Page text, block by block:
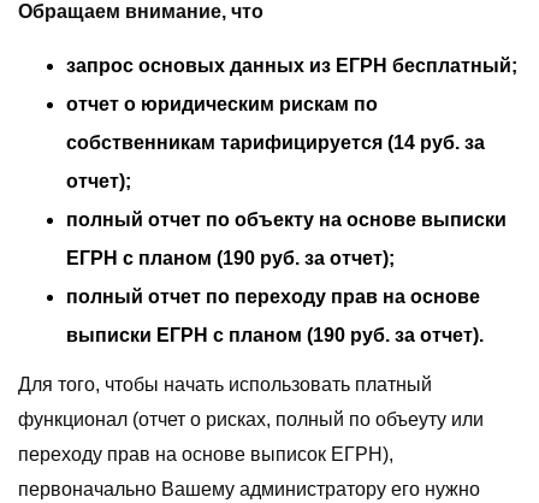
Обращаем внимание, что
запрос основых данных из ЕГРН бесплатный;
отчет о юридическим рискам по
собственникам тарифицируется (14 руб. за
отчет);
полный отчет по объекту на основе выписки
ЕГРН с планом (190 руб. за отчет);
полный отчет по переходу прав на основе
выписки ЕГРН с планом (190 руб. за отчет).
Для того, чтобы начать использовать платный
функционал (отчет о рисках, полный по объеуту или
переходу прав на основе выписок ЕГРН),
первоначально Вашему администратору его нужно